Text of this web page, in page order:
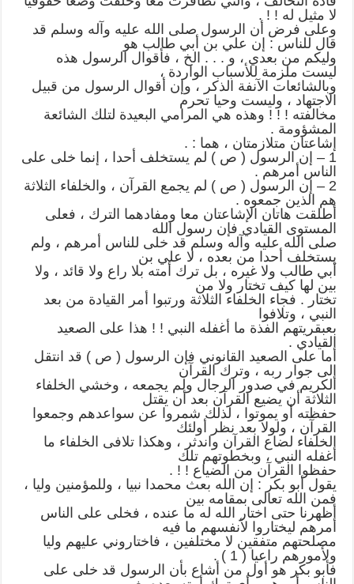
لا مثيل له ! ! .
وعلى فرض أن الرسول صلى الله عليه وآله وسلم قد
قال للناس : إن علي بن أبي طالب هو
وليكم من بعدي ، و . . . الخ ، فأقوال الرسول هذه
ليست ملزمة للأسباب الواردة ،
وبالشائعات الآنفة الذكر ، وإن أقوال الرسول من قبيل
الاجتهاد ، وليست وحيا تحرم
مخالفته ! ! ! وهذه هي المرامي البعيدة لتلك الشائعة
المشؤومة .
إشاعتان متلازمتان ، هما : .
1 – إن الرسول ( ص ) لم يستخلف أحدا ، إنما خلى على
الناس أمرهم .
2 – إن الرسول ( ص ) لم يجمع القرآن ، والخلفاء الثلاثة
هم الذين جمعوه .
أطلقت هاتان الإشاعتان معا ومفادهما الترك ، فعلى
المستوى القيادي فإن رسول الله
صلى الله عليه وآله وسلم قد خلى للناس أمرهم ، ولم
يستخلف أحدا من بعده ، لا علي بن
أبي طالب ولا غيره ، بل ترك أمته بلا راع ولا قائد ، ولا
بين لها كيف تختار ولا من
تختار . فجاء الخلفاء الثلاثة ورتبوا أمر القيادة من بعد
النبي ، وتلافوا
بعبقريتهم الفذة ما أغفله النبي ! ! هذا على الصعيد
القيادي .
أما على الصعيد القانوني فإن الرسول ( ص ) قد انتقل
إلى جوار ربه ، وترك القرآن
الكريم في صدور الرجال ولم يجمعه ، وخشي الخلفاء
الثلاثة أن يضيع القرآن بعد أن يقتل
حفظته أو يموتوا ، لذلك شمروا عن سواعدهم وجمعوا
القرآن ، ولولا بعد نظر أولئك
الخلفاء لضاع القرآن واندثر ، وهكذا تلافى الخلفاء ما
أغفله النبي ، وبخطوتهم تلك
حفظوا القرآن من الضياع ! ! .
يقول أبو بكر : إن الله بعث محمدا نبيا ، وللمؤمنين وليا ،
فمن الله تعالى بمقامه بين
أظهرنا حتى اختار الله له ما عنده ، فخلى على الناس
أمرهم ليختاروا لأنفسهم ما فيه
مصلحتهم متفقين لا مختلفين ، فاختاروني عليهم وليا
ولأمورهم راعيا ( 1 ) .
فأبو بكر هو أول من أشاع بأن الرسول قد خلى على